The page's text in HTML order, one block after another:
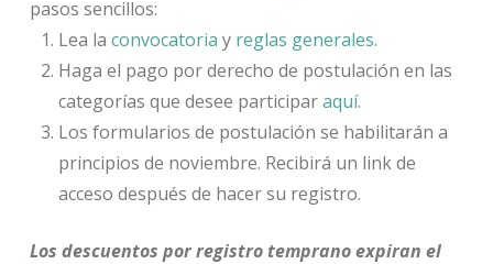
pasos sencillos:
Lea laconvocatoria y reglas generales.
Haga el pago por derecho de postulación en las
categorías que desee participaraquí.
Los formularios de postulación se habilitarán a
principios de noviembre. Recibirá un link de
acceso después de hacer su registro.
Los descuentos por registro temprano expiran el